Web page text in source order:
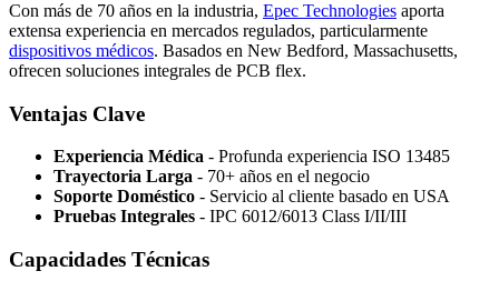
Con más de 70 años en la industria, Epec Technologies aporta
extensa experiencia en mercados regulados, particularmente
dispositivos médicos. Basados en New Bedford, Massachusetts,
ofrecen soluciones integrales de PCB flex.
Ventajas Clave
Experiencia Médica - Profunda experiencia ISO 13485
Trayectoria Larga - 70+ años en el negocio
Soporte Doméstico - Servicio al cliente basado en USA
Pruebas Integrales - IPC 6012/6013 Class I/II/III
Capacidades Técnicas